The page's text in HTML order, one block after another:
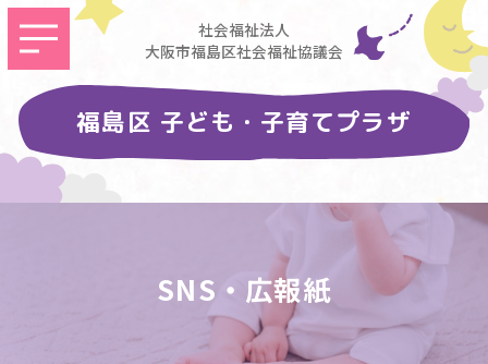
社会福祉法人
大阪市福島区社会福祉協議会
福島区 子ども・子育てプラザ
SNS・広報紙